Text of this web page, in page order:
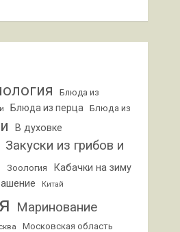
Блюда из
Блюда из перца
Блюда из
В духовке
Закуски из грибов и
Зоология Кабачки на зиму
Китай
Маринование
Московская область